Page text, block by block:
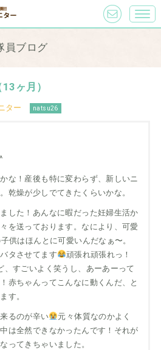
員ブログ
ヶ月）
ター natsu26
！産後も特に変わらず、新しいニ
乾燥が少しでてきたくらいかな。
した！あんなに暇だった妊婦生活か
を送っております。なにより、可愛
供はほんとに可愛いんだなぁ〜。
タさせてます
頑張れ頑張れっ！
、すごいよく笑うし、あーあーって
赤ちゃんってこんなに動くんだ、と
す。
るのが辛い
元々体質なのかよく
は全然できなかったんです！それが
ってきちゃいました。